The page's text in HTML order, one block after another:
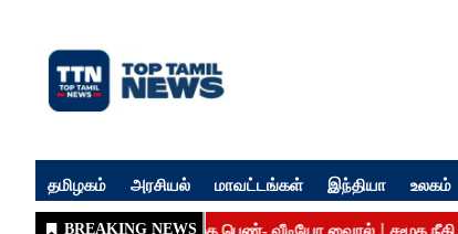
தமிழகம் அரசியல் மாவட்டங்கள் இந்தியா உலகம்